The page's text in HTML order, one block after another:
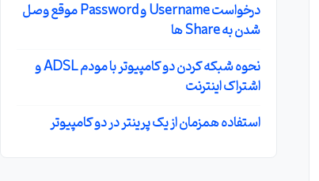
درخواست Username و Password موقع وصل
شدن به Share ها
نحوه شبکه کردن دو کامپیوتر با مودم ADSL و
اشتراک اینترنت
استفاده همزمان از یک پرینتر در دو کامپیوتر